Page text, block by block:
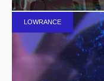
LOWRANCE